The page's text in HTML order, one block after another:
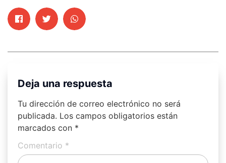
Deja una respuesta
Tu dirección de correo electrónico no será
publicada. Los campos obligatorios están
marcados con *
Comentario *